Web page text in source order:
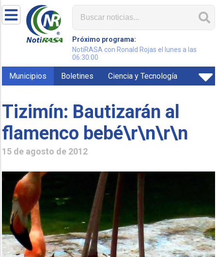
Próximo programa:
NotiRASA con Ronald Rojas el lunes a las
06:30:00
Municipios Boletines Ciencia y Tecnología
Tizimín: Bautizarán al
flamenco bebé\r\n\r\n
15 de agosto de 2012